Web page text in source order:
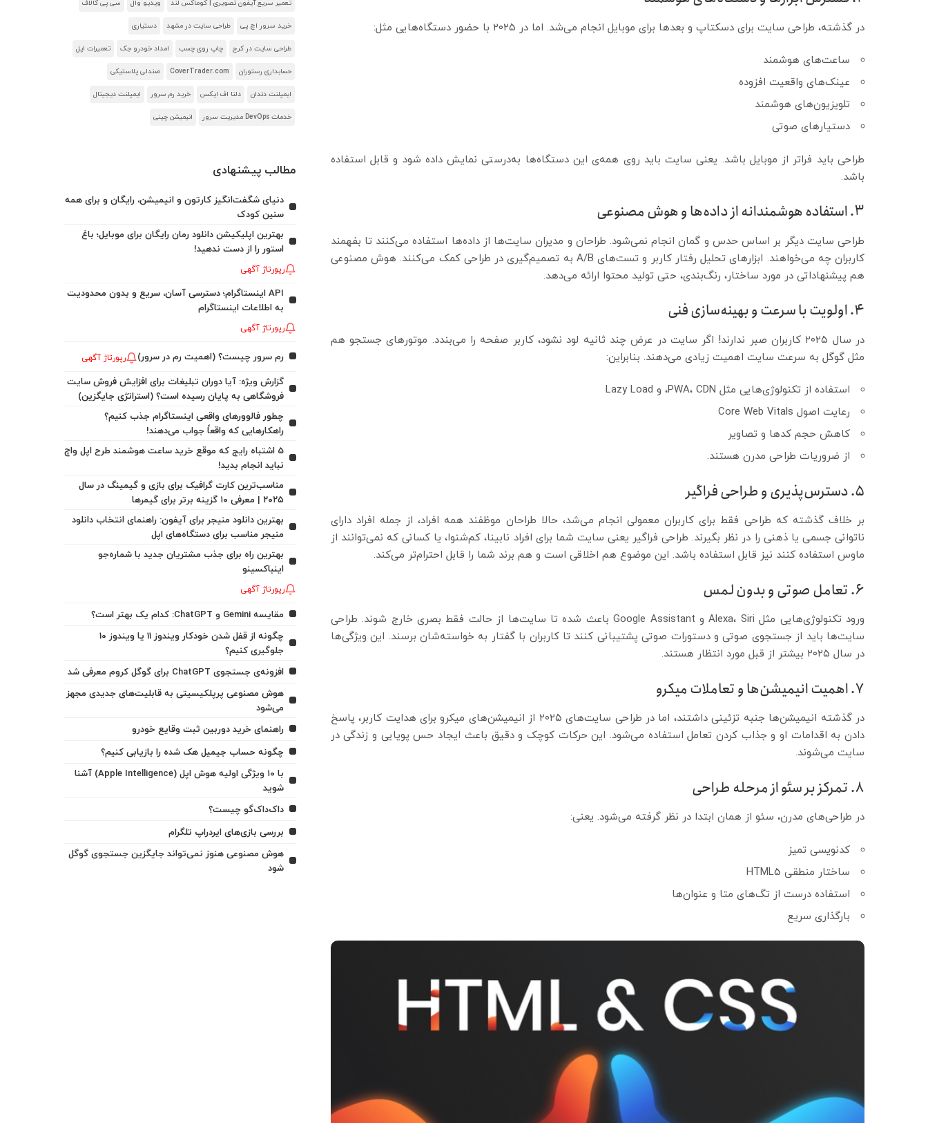
در گذشته، طراحی سایت برای دسکتاپ و بعدها برای موبایل انجام می‌شد. اما در ۲۰۲۵ با حضور دستگاه‌هایی مثل:
ساعت‌های هوشمند
عینک‌های واقعیت افزوده
تلویزیون‌های هوشمند
دستیارهای صوتی
طراحی باید فراتر از موبایل باشد. یعنی سایت باید روی همه‌ی این دستگاه‌ها به‌درستی نمایش داده شود و قابل استفاده
باشد.
۳. استفاده هوشمندانه از داده‌ها و هوش مصنوعی
طراحی سایت دیگر بر اساس حدس و گمان انجام نمی‌شود. طراحان و مدیران سایت‌ها از داده‌ها استفاده می‌کنند تا بفهمند
کاربران چه می‌خواهند. ابزارهای تحلیل رفتار کاربر و تست‌های A/B به تصمیم‌گیری در طراحی کمک می‌کنند. هوش مصنوعی
هم پیشنهاداتی در مورد ساختار، رنگ‌بندی، حتی تولید محتوا ارائه می‌دهد.
۴. اولویت با سرعت و بهینه‌سازی فنی
در سال ۲۰۲۵ کاربران صبر ندارند! اگر سایت در عرض چند ثانیه لود نشود، کاربر صفحه را می‌بندد. موتورهای جستجو هم
مثل گوگل به سرعت سایت اهمیت زیادی می‌دهند. بنابراین:
استفاده از تکنولوژی‌هایی مثل PWA، CDN، و Lazy Load
رعایت اصول Core Web Vitals
کاهش حجم کدها و تصاویر
از ضروریات طراحی مدرن هستند.
۵. دسترس‌پذیری و طراحی فراگیر
بر خلاف گذشته که طراحی فقط برای کاربران معمولی انجام می‌شد، حالا طراحان موظفند همه افراد، از جمله افراد دارای
ناتوانی جسمی یا ذهنی را در نظر بگیرند. طراحی فراگیر یعنی سایت شما برای افراد نابینا، کم‌شنوا، یا کسانی که نمی‌توانند از
ماوس استفاده کنند نیز قابل استفاده باشد. این موضوع هم اخلاقی است و هم برند شما را قابل احترام‌تر می‌کند.
۶. تعامل صوتی و بدون لمس
ورود تکنولوژی‌هایی مثل Alexa، Siri و Google Assistant باعث شده تا سایت‌ها از حالت فقط بصری خارج شوند. طراحی
سایت‌ها باید از جستجوی صوتی و دستورات صوتی پشتیبانی کنند تا کاربران با گفتار به خواسته‌شان برسند. این ویژگی‌ها
در سال ۲۰۲۵ بیشتر از قبل مورد انتظار هستند.
۷. اهمیت انیمیشن‌ها و تعاملات میکرو
در گذشته انیمیشن‌ها جنبه تزئینی داشتند، اما در طراحی سایت‌های ۲۰۲۵ از انیمیشن‌های میکرو برای هدایت کاربر، پاسخ
دادن به اقدامات او و جذاب کردن تعامل استفاده می‌شود. این حرکات کوچک و دقیق باعث ایجاد حس پویایی و زندگی در
سایت می‌شوند.
۸. تمرکز بر سئو از مرحله طراحی
در طراحی‌های مدرن، سئو از همان ابتدا در نظر گرفته می‌شود. یعنی:
کدنویسی تمیز
ساختار منطقی HTML5
استفاده درست از تگ‌های متا و عنوان‌ها
بارگذاری سریع
تعمیر سریع آیفون تصویری | کوماکس لند ویدیو وال سی پی کالاف
خرید سرور اچ پی طراحی سایت در مشهد دستیاری
طراحی سایت در کرج چاپ روی چسب امداد خودرو جک تعمیرات اپل
حسابداری رستوران CoverTrader.com صندلی پلاستیکی
ایمپلنت دندان دلتا اف ایکس خرید رم سرور ایمپلنت دیجیتال
خدمات DevOps مدیریت سرور انیمیشن چینی
مطالب پیشنهادی
دنیای شگفت‌انگیز کارتون و انیمیشن، رایگان و برای همه
سنین کودک
بهترین اپلیکیشن دانلود رمان رایگان برای موبایل؛ باغ
استور را از دست ندهید!
رپورتاژ آگهی
API اینستاگرام؛ دسترسی آسان، سریع و بدون محدودیت
به اطلاعات اینستاگرام
رپورتاژ آگهی
رم سرور چیست؟ (اهمیت رم در سرور) رپورتاژ آگهی
گزارش ویژه: آیا دوران تبلیغات برای افزایش فروش سایت
فروشگاهی به پایان رسیده است؟ (استراتژی جایگزین)
چطور فالوورهای واقعی اینستاگرام جذب کنیم؟
راهکارهایی که واقعاً جواب می‌دهند!
5 اشتباه رایج که موقع خرید ساعت هوشمند طرح اپل واچ
نباید انجام بدید!
مناسب‌ترین کارت گرافیک برای بازی و گیمینگ در سال
۲۰۲۵ | معرفی ۱۰ گزینه برتر برای گیمرها
بهترین دانلود منیجر برای آیفون: راهنمای انتخاب دانلود
منیجر مناسب برای دستگاه‌های اپل
بهترین راه برای جذب مشتریان جدید با شماره‌جو
اینباکسینو
رپورتاژ آگهی
مقایسه Gemini و ChatGPT: کدام یک بهتر است؟
چگونه از قفل شدن خودکار ویندوز 11 یا ویندوز 10
جلوگیری کنیم؟
افزونه‌ی جستجوی ChatGPT برای گوگل کروم معرفی شد
هوش مصنوعی پرپلکیسیتی به قابلیت‌های جدیدی مجهز
می‌شود
راهنمای خرید دوربین ثبت وقایع خودرو
چگونه حساب جیمیل هک شده را بازیابی کنیم؟
با ۱۰ ویژگی اولیه هوش اپل (Apple Intelligence) آشنا
شوید
داک‌داک‌گو چیست؟
بررسی بازی‌های ایردراپ تلگرام
هوش مصنوعی هنوز نمی‌تواند جایگزین جستجوی گوگل
شود